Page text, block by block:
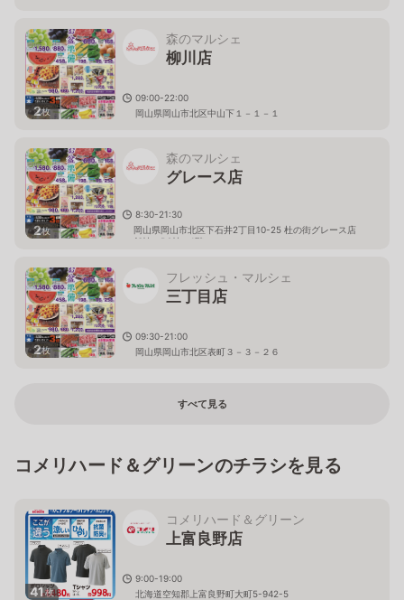
2枚
森のマルシェ
柳川店
09:00-22:00
岡山県岡山市北区中山下１－１－１
2枚
森のマルシェ
グレース店
8:30-21:30
岡山県岡山市北区下石井2丁目10-25 杜の街グレース店
舗棟（B2棟）1階
2枚
フレッシュ・マルシェ
三丁目店
09:30-21:00
岡山県岡山市北区表町３－３－２６
すべて見る
コメリハード＆グリーンのチラシを見る
41枚
コメリハード＆グリーン
上富良野店
9:00-19:00
北海道空知郡上富良野町大町5-942-5